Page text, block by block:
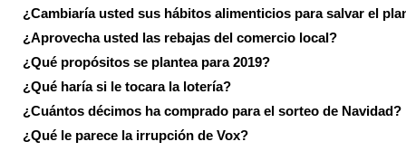
¿Cambiaría usted sus hábitos alimenticios para salvar el
¿Aprovecha usted las rebajas del comercio local?
¿Qué propósitos se plantea para 2019?
¿Qué haría si le tocara la lotería?
¿Cuántos décimos ha comprado para el sorteo de Navidad?
¿Qué le parece la irrupción de Vox?